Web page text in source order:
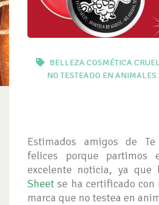
BELLEZA COSMÉTICA
NO TESTEADO EN ANIMALES
Estimados amigos de
felices porque partimos
excelente noticia, ya que
Sheet se ha certificado con
marca que no testea en